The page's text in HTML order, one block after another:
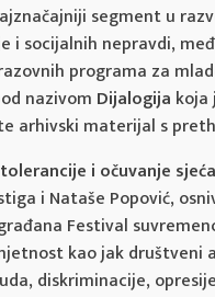
segment u
i socijalnih nepravdi,
programa za
nazivom Dijalogija
arhivski materijal s
i očuvanje
i Nataše Popović,
Festival
kao jak
diskriminacije,